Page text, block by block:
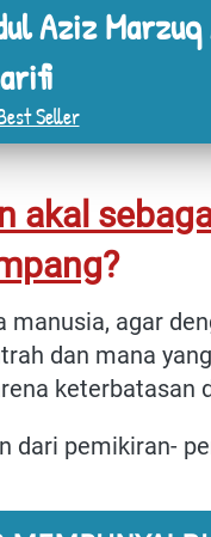
Aziz
Seller
akal
?
agar
dan mana
keterbatasan
dari pemikiran-